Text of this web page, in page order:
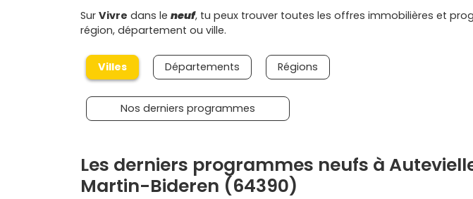
Sur Vivre dans le neuf, tu peux trouver toutes les offres immobilières et
région, département ou ville.
Villes Départements Régions
Nos derniers programmes
Les derniers programmes neufs à
Martin-Bideren (64390)